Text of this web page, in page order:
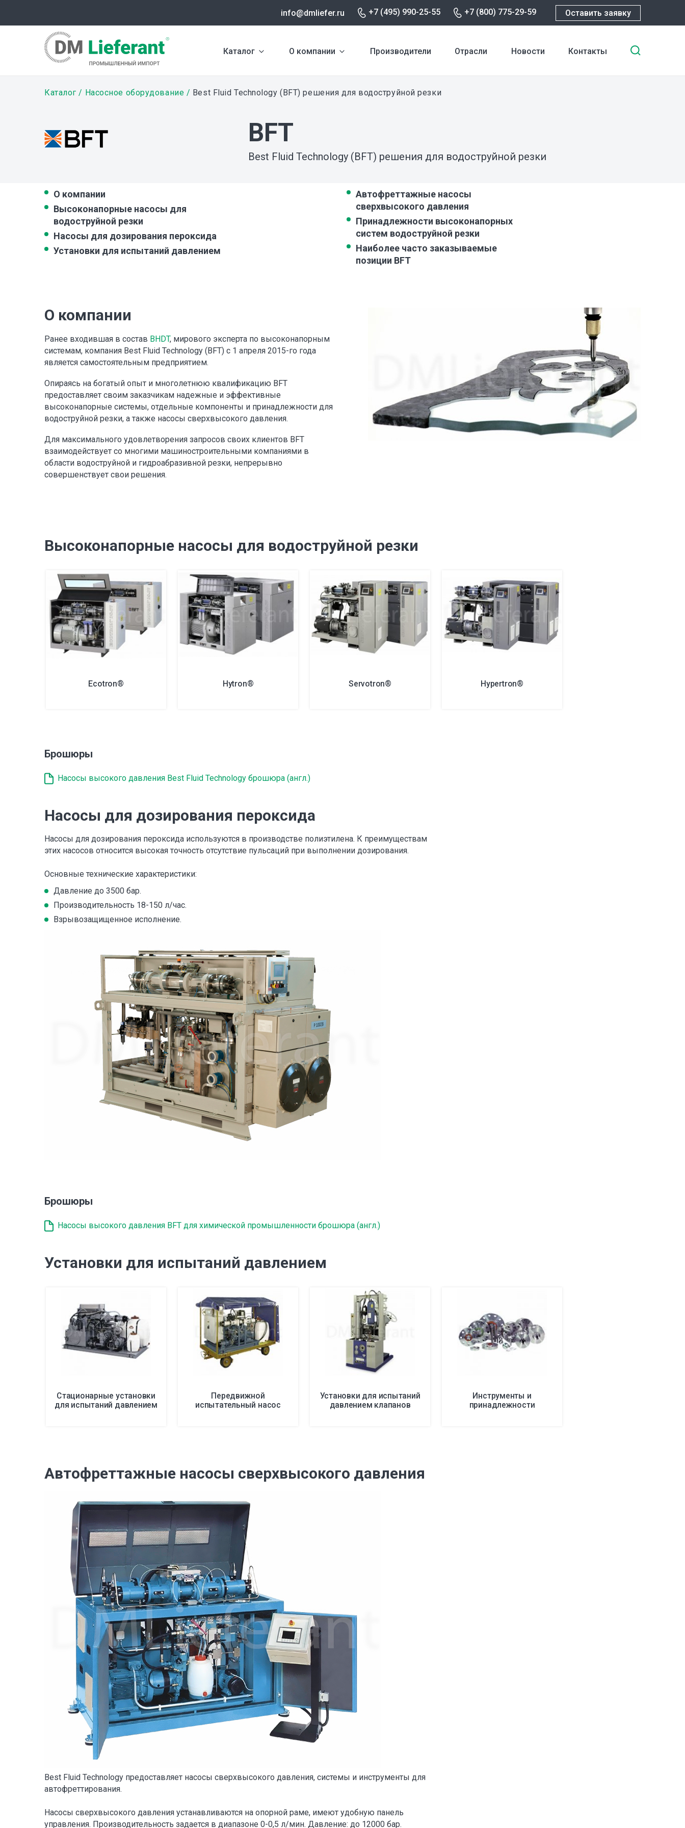
содержанию
info@dmliefer.ru +7 (495) 990-25-55 +7 (800) 775-29-59 Оставить заявку
Каталог О компании Производители Отрасли Новости Контакты
Строка
Каталог Насосное оборудование Best Fluid Technology (BFT) решения для водоструйной резки
BFT
Best Fluid Technology (BFT) решения для водоструйной резки
О компании
Высоконапорные насосы для
водоструйной резки
Насосы для дозирования пероксида
Установки для испытаний давлением
Автофреттажные насосы
сверхвысокого давления
Принадлежности высоконапорных
систем водоструйной резки
Наиболее часто заказываемые
позиции BFT
О компании
Ранее входившая в состав BHDT, мирового эксперта по высоконапорным
системам, компания Best Fluid Technology (BFT) c 1 апреля 2015-го года
является самостоятельным предприятием.
Опираясь на богатый опыт и многолетнюю квалификацию BFT
предоставляет своим заказчикам надежные и эффективные
высоконапорные системы, отдельные компоненты и принадлежности для
водоструйной резки, а также насосы сверхвысокого давления.
Для максимального удовлетворения запросов своих клиентов BFT
взаимодействует со многими машиностроительными компаниями в
области водоструйной и гидроабразивной резки, непрерывно
совершенствует свои решения.
Высоконапорные насосы для водоструйной резки
Ecotron® Hytron® Servotron® Hypertron®
Брошюры
Насосы высокого давления Best Fluid Technology брошюра (англ.)
Насосы для дозирования пероксида
Насосы для дозирования пероксида используются в производстве полиэтилена. К преимуществам
этих насосов относится высокая точность отсутствие пульсаций при выполнении дозирования.
Основные технические характеристики:
Давление до 3500 бар.
Производительность 18-150 л/час.
Взрывозащищенное исполнение.
Брошюры
Насосы высокого давления BFT для химической промышленности брошюра (англ.)
Установки для испытаний давлением
Стационарные установки
для испытаний давлением
Передвижной
испытательный насос
Установки для испытаний
давлением клапанов
Инструменты и
принадлежности
Автофреттажные насосы сверхвысокого давления
Best Fluid Technology предоставляет насосы сверхвысокого давления, системы и инструменты для
автофреттирования.
Насосы сверхвысокого давления устанавливаются на опорной раме, имеют удобную панель
управления. Производительность задается в диапазоне 0-0,5 л/мин. Давление: до 12000 бар.